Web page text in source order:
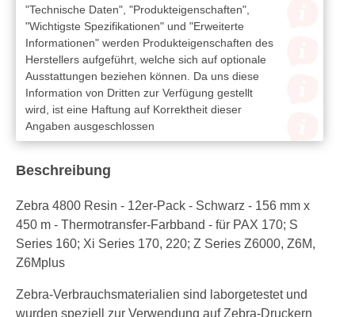
"Technische Daten", "Produkteigenschaften",
"Wichtigste Spezifikationen" und "Erweiterte
Informationen" werden Produkteigenschaften des
Herstellers aufgeführt, welche sich auf optionale
Ausstattungen beziehen können. Da uns diese
Information von Dritten zur Verfügung gestellt
wird, ist eine Haftung auf Korrektheit dieser
Angaben ausgeschlossen
Beschreibung
Zebra 4800 Resin - 12er-Pack - Schwarz - 156 mm x
450 m - Thermotransfer-Farbband - für PAX 170; S
Series 160; Xi Series 170, 220; Z Series Z6000, Z6M,
Z6Mplus
Zebra-Verbrauchsmaterialien sind laborgetestet und
wurden speziell zur Verwendung auf Zebra-Druckern